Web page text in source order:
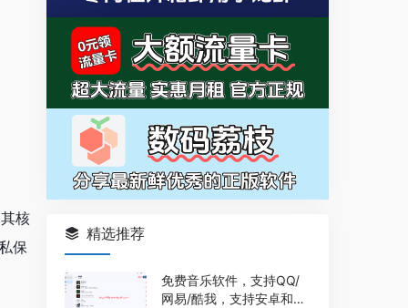
核
保
精选推荐
免费音乐软件，支持QQ/
网易/酷我，支持安卓和Wi